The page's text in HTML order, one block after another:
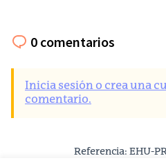
0 comentarios
Inicia sesión o crea una
comentario.
Referencia: EHU-